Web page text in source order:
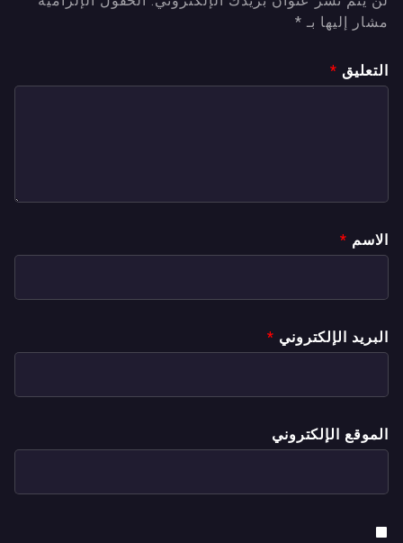
مشار إليها بـ*
التعليق*
الاسم*
البريد الإلكتروني*
الموقع الإلكتروني